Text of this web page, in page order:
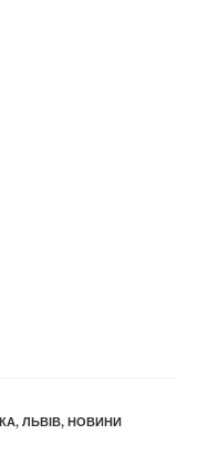
, ЛЬВІВ, НОВИНИ